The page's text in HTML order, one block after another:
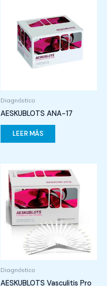
Diagnóstico
AESKUBLOTS ANA-17
LEER MÁS
Diagnóstico
AESKUBLOTS Vasculitis Pro